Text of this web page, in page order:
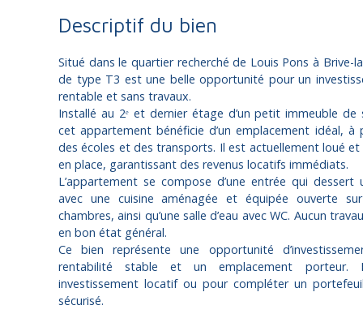
Descriptif du bien
Situé dans le quartier recherché de Louis Pons à Brive-
de type T3 est une belle opportunité pour un
rentable et sans travaux.
Installé au 2ᵉ et dernier étage d’un petit immeuble
cet appartement bénéficie d’un emplacement idéal,
des écoles et des transports. Il est actuellement loué et
en place, garantissant des revenus locatifs immédiats.
L’appartement se compose d’une entrée qui dessert
avec une cuisine aménagée et équipée ouverte
chambres, ainsi qu’une salle d’eau avec WC. Aucun
en bon état général.
Ce bien représente une opportunité
rentabilité stable et un emplacement porteur.
investissement locatif ou pour compléter un
sécurisé.